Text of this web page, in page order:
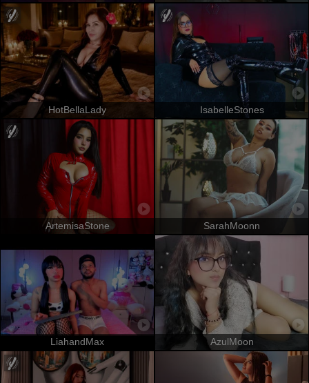
HotBellaLady IsabelleStones
ArtemisaStone SarahMoonn
LiahandMax AzulMoon